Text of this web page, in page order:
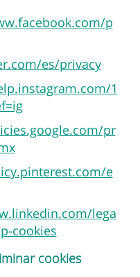
p
es/privacy
1
pr
e
lega
cookies
cookies